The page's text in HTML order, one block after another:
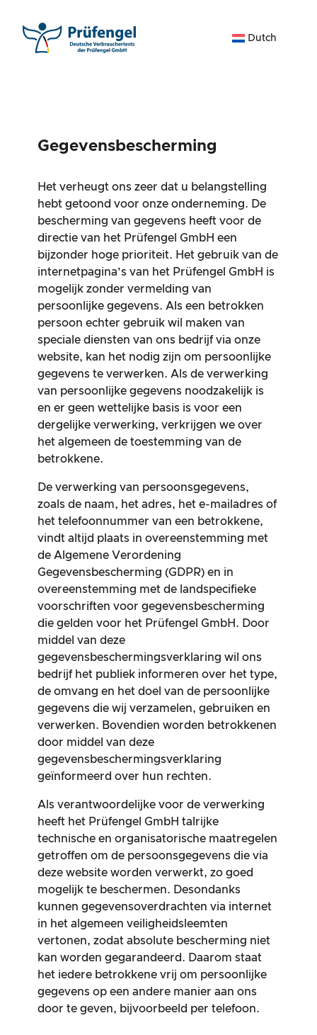
naar
Dutch
Gegevensbescherming
Het verheugt ons zeer dat u belangstelling
hebt getoond voor onze onderneming. De
bescherming van gegevens heeft voor de
directie van het Prüfengel GmbH een
bijzonder hoge prioriteit. Het gebruik van de
internetpagina’s van het Prüfengel GmbH is
mogelijk zonder vermelding van
persoonlijke gegevens. Als een betrokken
persoon echter gebruik wil maken van
speciale diensten van ons bedrijf via onze
website, kan het nodig zijn om persoonlijke
gegevens te verwerken. Als de verwerking
van persoonlijke gegevens noodzakelijk is
en er geen wettelijke basis is voor een
dergelijke verwerking, verkrijgen we over
het algemeen de toestemming van de
betrokkene.
De verwerking van persoonsgegevens,
zoals de naam, het adres, het e-mailadres of
het telefoonnummer van een betrokkene,
vindt altijd plaats in overeenstemming met
de Algemene Verordening
Gegevensbescherming (GDPR) en in
overeenstemming met de landspecifieke
voorschriften voor gegevensbescherming
die gelden voor het Prüfengel GmbH. Door
middel van deze
gegevensbeschermingsverklaring wil ons
bedrijf het publiek informeren over het type,
de omvang en het doel van de persoonlijke
gegevens die wij verzamelen, gebruiken en
verwerken. Bovendien worden betrokkenen
door middel van deze
gegevensbeschermingsverklaring
geïnformeerd over hun rechten.
Als verantwoordelijke voor de verwerking
heeft het Prüfengel GmbH talrijke
technische en organisatorische maatregelen
getroffen om de persoonsgegevens die via
deze website worden verwerkt, zo goed
mogelijk te beschermen. Desondanks
kunnen gegevensoverdrachten via internet
in het algemeen veiligheidsleemten
vertonen, zodat absolute bescherming niet
kan worden gegarandeerd. Daarom staat
het iedere betrokkene vrij om persoonlijke
gegevens op een andere manier aan ons
door te geven, bijvoorbeeld per telefoon.